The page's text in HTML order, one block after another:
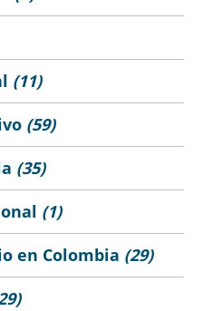
(11)
(59)
(35)
(1)
en Colombia (29)